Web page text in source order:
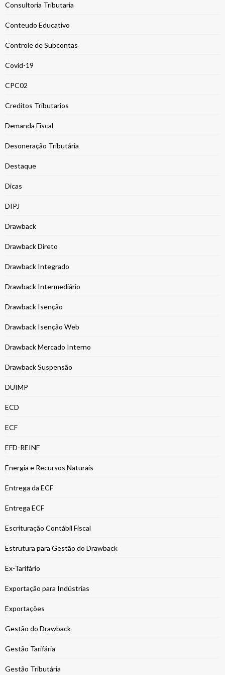
Consultoria Tributaria
Conteudo Educativo
Controle de Subcontas
Covid-19
CPC02
Creditos Tributarios
Demanda Fiscal
Desoneração Tributária
Destaque
Dicas
DIPJ
Drawback
Drawback Direto
Drawback Integrado
Drawback Intermediário
Drawback Isenção
Drawback Isenção Web
Drawback Mercado Interno
Drawback Suspensão
DUIMP
ECD
ECF
EFD-REINF
Energia e Recursos Naturais
Entrega da ECF
Entrega ECF
Escrituração Contábil Fiscal
Estrutura para Gestão do Drawback
Ex-Tarifário
Exportação para Indústrias
Exportações
Gestão do Drawback
Gestão Tarifária
Gestão Tributária